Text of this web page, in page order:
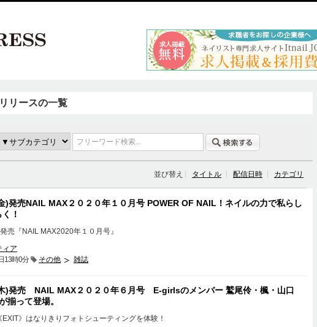
リースの一覧
フリーワード検索...
並び替え タイトル 配信日時 カテゴリ
)発売NAIL MAX２０２０年１０月号 POWER OF NAIL！ネイルの力で私らし
！
売『NAIL MAX2020年１０月号』
ィア
13時0分
その他 雑誌
)発売 NAIL MAX２０２０年６月号 E-girlsのメンバー 鷲尾伶・楓・山口
揃って登場。
》はなりきりフォトシューティングを体験！